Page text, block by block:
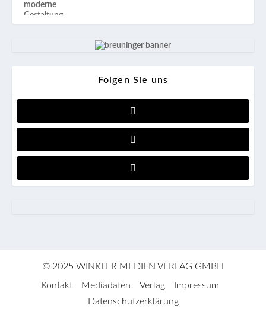
Folgen Sie uns
© 2025 WINKLER MEDIEN VERLAG GMBH
Kontakt
Mediadaten Verlag
Impressum
Datenschutzerklärung